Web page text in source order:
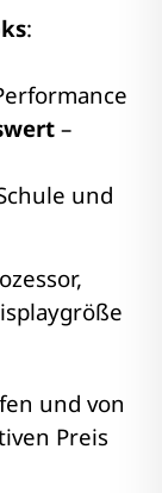
:
–
und
und von
Preis